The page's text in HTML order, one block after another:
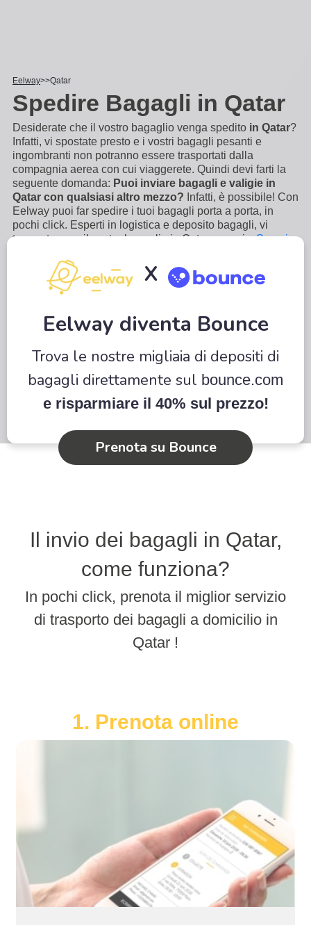
Eelway Qatar
Spedire Bagagli in Qatar
Desiderate che il vostro bagaglio venga spedito in Qatar?
Infatti, vi spostate presto e i vostri bagagli pesanti e
ingombranti non potranno essere trasportati dalla
compagnia aerea con cui viaggerete. Quindi devi farti la
seguente domanda: Puoi inviare bagagli e valigie in
Qatar con qualsiasi altro mezzo? Infatti, è possibile! Con
Eelway puoi far spedire i tuoi bagagli porta a porta, in
pochi click. Esperti in logistica e deposito bagagli, vi
trasporteremo il vostro bagaglio in Qatar per voi,...Scopri
X
Eelway diventa Bounce
Trova le nostre migliaia di depositi di
bagagli direttamente sul bounce.com
e risparmiare il 40% sul prezzo!
Prenota su Bounce
Il invio dei bagagli in Qatar,
come funziona?
In pochi click, prenota il miglior servizio
di trasporto dei bagagli a domicilio in
Qatar !
1. Prenota online